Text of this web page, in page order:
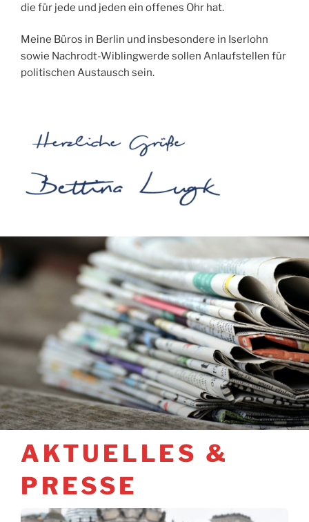
die für jede und jeden ein offenes Ohr hat.
Meine Büros in Berlin und insbesondere in Iserlohn
sowie Nachrodt-Wiblingwerde sollen Anlaufstellen für
politischen Austausch sein.
AKTUELLES &
PRESSE